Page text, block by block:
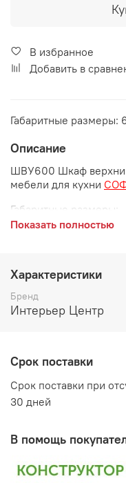
В избранное
Добавить в
Габаритные размеры:
Описание
ШВУ600 Шкаф
мебели для кухни
Габаритные размеры:
высота 715 мм
Корпус - ЛДСП Белый
Производитель:
Мебельная фабрика
Показать полностью
Характеристики
Бренд
Интерьер Центр
Срок поставки
Срок поставки при
30 дней
В помощь